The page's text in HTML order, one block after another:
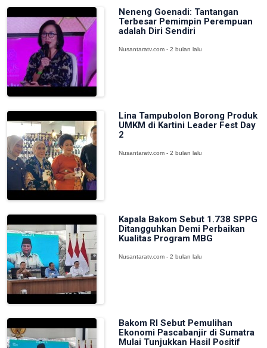
Neneng Goenadi: Tantangan
Terbesar Pemimpin Perempuan
adalah Diri Sendiri
Nusantaratv.com - 2 bulan lalu
Lina Tampubolon Borong Produk
UMKM di Kartini Leader Fest Day
2
Nusantaratv.com - 2 bulan lalu
Kapala Bakom Sebut 1.738 SPPG
Ditangguhkan Demi Perbaikan
Kualitas Program MBG
Nusantaratv.com - 2 bulan lalu
Bakom RI Sebut Pemulihan
Ekonomi Pascabanjir di Sumatra
Mulai Tunjukkan Hasil Positif